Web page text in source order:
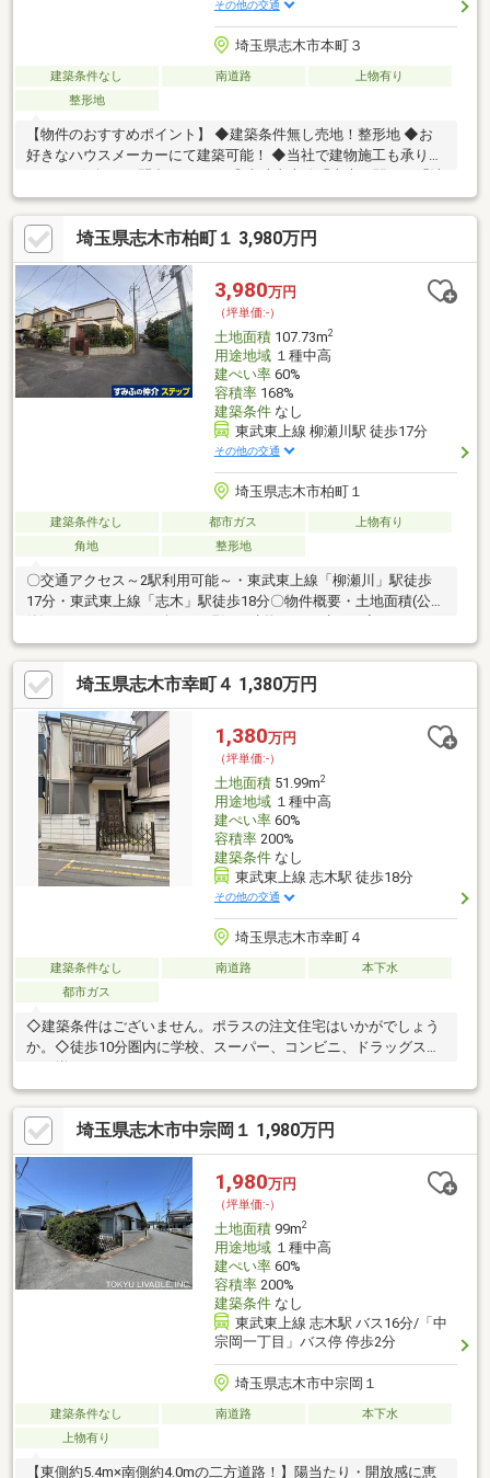
その他の交通
埼玉県志木市本町３
建築条件なし 南道路
上物有り
整形地
【物件のおすすめポイント】 ◆建築条件無し売地！整形地 ◆お
好きなハウスメーカーにて建築可能！ ◆当社で建物施工も承りま
す！ ※お気軽にお問合せ下さい♪◎東武東上線「志木」駅から「池
袋」駅まで最短１６分♪快速急行停車駅で、アクセス良好！交通便
利な立地です♪□志木小学校 □志木中学校《お問合せは３パター
ン♪》①【資料請求】オレンジボタンより②【見学予約】赤いボ
タンより③【お電話（即対応）】＞＞048-475-8328
※「SUUMOを見た」と伝えるとスムーズです♪お気軽にお問合せ
下さい♪☆当社HPで詳しい詳細公開中！▼下の関連リンクより
埼玉県志木市柏町１ 3,980万円
3,980万円
（坪単価:-）
土地面積107.73m2
用途地域１種中高
建ぺい率60%
容積率168%
建築条件なし
東武東上線 柳瀬川駅 徒歩17分
その他の交通
埼玉県志木市柏町１
建築条件なし 都市ガス
上物有り
角地
整形地
〇交通アクセス～2駅利用可能～・東武東上線「柳瀬川」駅徒歩
17分・東武東上線「志木」駅徒歩18分〇物件概要・土地面積(公
容積率：168％（容積率は、前面道路幅員による制限値です）・
法22条区域・高度地区：25m・用途地域：第1種中高層住居専用地
域
埼玉県志木市幸町４ 1,380万円
1,380万円
（坪単価:-）
土地面積51.99m2
用途地域１種中高
建ぺい率60%
容積率200%
建築条件なし
東武東上線 志木駅 徒歩18分
その他の交通
埼玉県志木市幸町４
建築条件なし 南道路
本下水
都市ガス
◇建築条件はございません。ポラスの注文住宅はいかがでしょう
か。◇徒歩10分圏内に学校、スーパー、コンビニ、ドラッグスト
埼玉県志木市中宗岡１ 1,980万円
1,980万円
（坪単価:-）
土地面積99m2
用途地域１種中高
建ぺい率60%
容積率200%
建築条件なし
東武東上線 志木駅 バス16分/「中
宗岡一丁目」バス停 停歩2分
埼玉県志木市中宗岡１
建築条件なし 南道路
本下水
上物有り
【東側約5.4m×南側約4.0mの二方道路！】陽当たり・開放感に恵